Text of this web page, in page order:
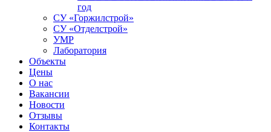
год
СУ «Горжилстрой»
СУ «Отделстрой»
УМР
Лаборатория
Объекты
Цены
О нас
Вакансии
Новости
Отзывы
Контакты